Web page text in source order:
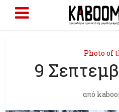
Photo of
9
από